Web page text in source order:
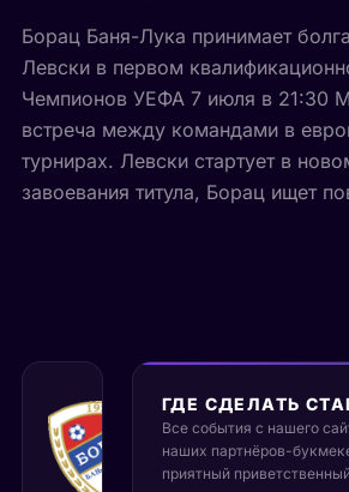
Борац Баня-Лука принимает
Левски в первом
Чемпионов УЕФА 7 июля в 21:30
встреча между командами в
турнирах. Левски стартует в
завоевания титула, Борац ищет
7 июля 2026
21:30 МСК
ГДЕ СДЕЛАТЬ
Все события с нашего
наших партнёров-
приятный